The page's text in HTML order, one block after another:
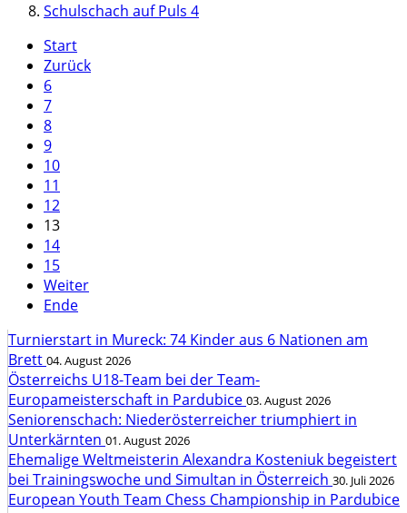
Schulschach auf Puls 4
Start
Zurück
6
7
8
9
10
11
12
13
14
15
Weiter
Ende
Turnierstart in Mureck: 74 Kinder aus 6 Nationen am
Brett 04. August 2026
Österreichs U18-Team bei der Team-
Europameisterschaft in Pardubice 03. August 2026
Seniorenschach: Niederösterreicher triumphiert in
Unterkärnten 01. August 2026
Ehemalige Weltmeisterin Alexandra Kosteniuk begeistert
bei Trainingswoche und Simultan in Österreich 30. Juli 2026
European Youth Team Chess Championship in Pardubice